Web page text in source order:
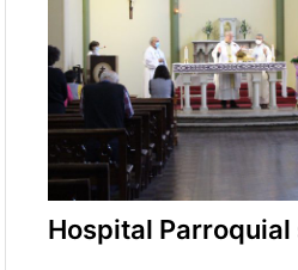
Hospital Parroquial